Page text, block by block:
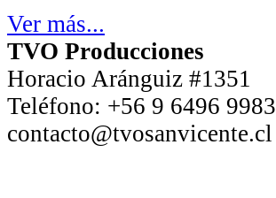
Ver más...
TVO Producciones
Horacio Aránguiz #1351
Teléfono: +56 9 6496 9983
contacto@tvosanvicente.cl